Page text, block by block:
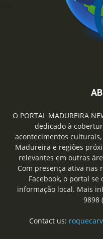
O PORTAL MADUREIRA
dedicado à
acontecimentos
Madureira e regiões
relevantes em outras
Com presença ativa nas
Facebook, o portal
informação local. Mais
9898
Contact us: